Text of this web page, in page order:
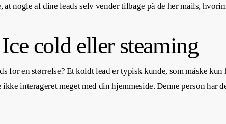
at nogle af dine leads selv vender tilbage på de her mails,
cold eller steaming
for en størrelse? Et koldt lead er typisk kunde, som måske
interageret meget med din hjemmeside. Denne person har